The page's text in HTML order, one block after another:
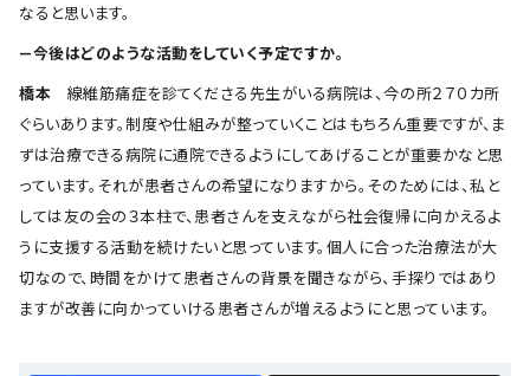
なると思います。
―今後はどのような活動をしていく予定ですか。
橋本 線維筋痛症を診てくださる先生がいる病院は、今の所２７０カ所
ぐらいあります。制度や仕組みが整っていくことはもちろん重要ですが、ま
ずは治療できる病院に通院できるようにしてあげることが重要かなと思
っています。それが患者さんの希望になりますから。そのためには、私と
しては友の会の３本柱で、患者さんを支えながら社会復帰に向かえるよ
うに支援する活動を続けたいと思っています。個人に合った治療法が大
切なので、時間をかけて患者さんの背景を聞きながら、手探りではあり
ますが改善に向かっていける患者さんが増えるようにと思っています。